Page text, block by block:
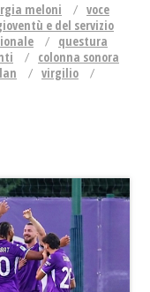
meloni
voce
e del servizio
questura
colonna sonora
virgilio